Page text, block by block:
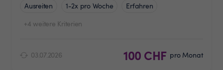
Ausreiten 1-2x pro Woche
Erfahren
+4 weitere Kriterien
03.07.2026 100 CHF pro Monat